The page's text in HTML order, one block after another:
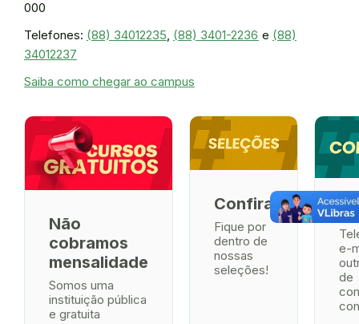
000
Telefones: (88) 34012235, (88) 3401-2236 e (88)
34012237
Saiba como chegar ao campus
Não
cobramos
mensalidade
Somos uma
instituição pública
e gratuita
Confira
Fique por
dentro de
nossas
seleções!
e-
de